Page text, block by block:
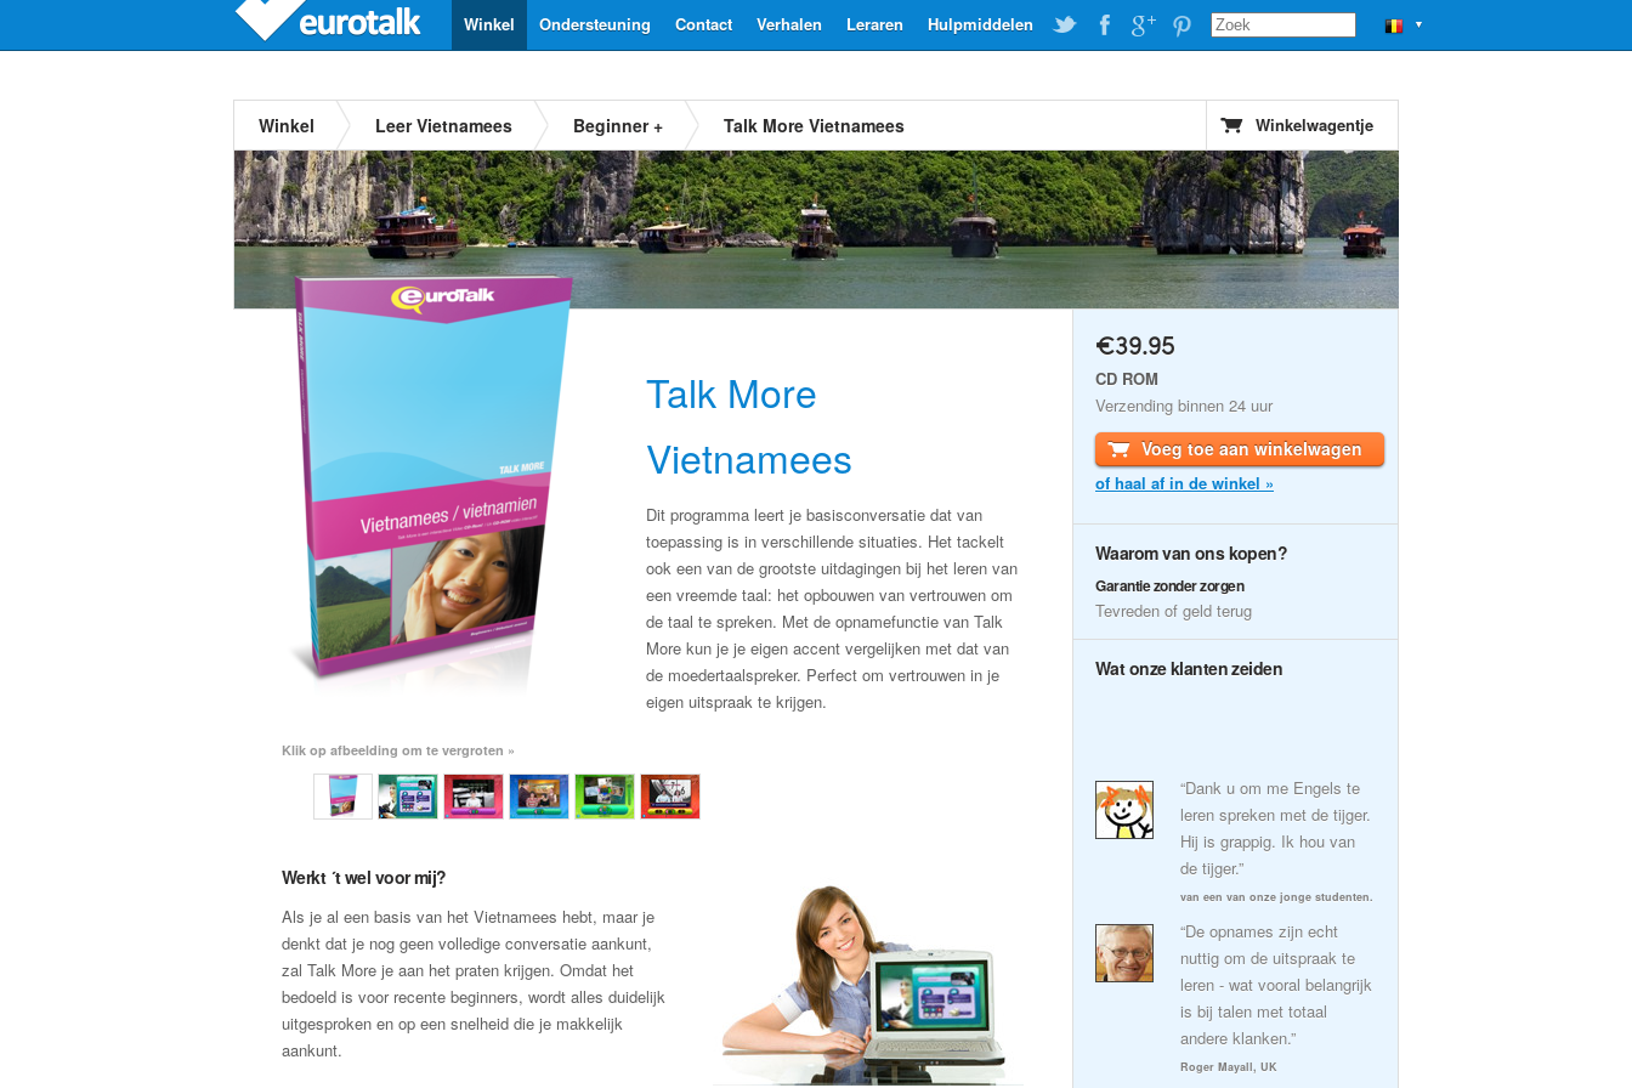
▼
Hulpmiddelen
Leraren
Verhalen
Contact
Ondersteuning
Winkel
Winkel Leer Vietnamees Beginner + Talk More Vietnamees Winkelwagentje
Talk More
Vietnamees
Dit programma leert je basisconversatie dat van
toepassing is in verschillende situaties. Het tackelt
ook een van de grootste uitdagingen bij het leren van
een vreemde taal: het opbouwen van vertrouwen om
de taal te spreken. Met de opnamefunctie van Talk
More kun je je eigen accent vergelijken met dat van
de moedertaalspreker. Perfect om vertrouwen in je
eigen uitspraak te krijgen.
Klik op afbeelding om te vergroten »
Werkt ´t wel voor mij?
Als je al een basis van het Vietnamees hebt, maar je
denkt dat je nog geen volledige conversatie aankunt,
zal Talk More je aan het praten krijgen. Omdat het
bedoeld is voor recente beginners, wordt alles duidelijk
uitgesproken en op een snelheid die je makkelijk
aankunt.
€39.95
CD ROM
Verzending binnen 24 uur
Voeg toe aan winkelwagen
of haal af in de winkel »
Waarom van ons kopen?
Garantie zonder zorgen
Tevreden of geld terug
Wat onze klanten zeiden
“Dank u om me Engels te
leren spreken met de tijger.
Hij is grappig. Ik hou van
de tijger.”
van een van onze jonge studenten.
“De opnames zijn echt
nuttig om de uitspraak te
leren - wat vooral belangrijk
is bij talen met totaal
andere klanken.”
Roger Mayall, UK